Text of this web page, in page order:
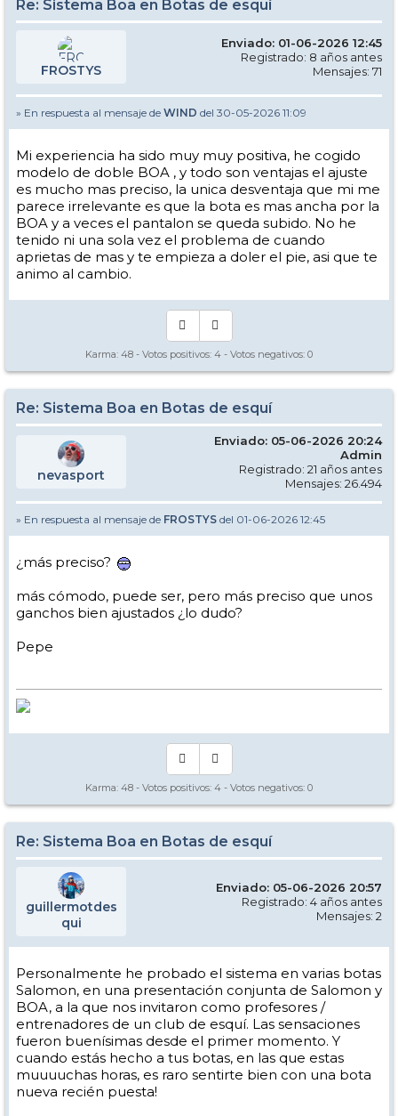
Re: Sistema Boa en Botas de esquí
FROSTYS
Enviado: 01-06-2026 12:45
Registrado: 8 años antes
Mensajes: 71
» En respuesta al mensaje de WIND del 30-05-2026 11:09
Mi experiencia ha sido muy muy positiva, he cogido
modelo de doble BOA , y todo son ventajas el ajuste
es mucho mas preciso, la unica desventaja que mi me
parece irrelevante es que la bota es mas ancha por la
BOA y a veces el pantalon se queda subido. No he
tenido ni una sola vez el problema de cuando
aprietas de mas y te empieza a doler el pie, asi que te
animo al cambio.
Karma: 48 - Votos positivos: 4 - Votos negativos: 0
Re: Sistema Boa en Botas de esquí
nevasport
Enviado: 05-06-2026 20:24
Admin
Registrado: 21 años antes
Mensajes: 26.494
» En respuesta al mensaje de FROSTYS del 01-06-2026 12:45
¿más preciso?
más cómodo, puede ser, pero más preciso que unos
ganchos bien ajustados ¿lo dudo?
Pepe
Karma: 48 - Votos positivos: 4 - Votos negativos: 0
Re: Sistema Boa en Botas de esquí
guillermotdes
qui
Enviado: 05-06-2026 20:57
Registrado: 4 años antes
Mensajes: 2
Personalmente he probado el sistema en varias botas
Salomon, en una presentación conjunta de Salomon y
BOA, a la que nos invitaron como profesores /
entrenadores de un club de esquí. Las sensaciones
fueron buenísimas desde el primer momento. Y
cuando estás hecho a tus botas, en las que estas
muuuuchas horas, es raro sentirte bien con una bota
nueva recién puesta!